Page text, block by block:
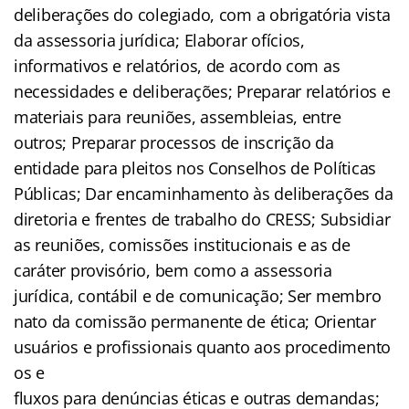
deliberações do colegiado, com a obrigatória vista
da assessoria jurídica; Elaborar ofícios,
informativos e relatórios, de acordo com as
necessidades e deliberações; Preparar relatórios e
materiais para reuniões, assembleias, entre
outros; Preparar processos de inscrição da
entidade para pleitos nos Conselhos de Políticas
Públicas; Dar encaminhamento às deliberações da
diretoria e frentes de trabalho do CRESS; Subsidiar
as reuniões, comissões institucionais e as de
caráter provisório, bem como a assessoria
jurídica, contábil e de comunicação; Ser membro
nato da comissão permanente de ética; Orientar
usuários e profissionais quanto aos procedimento
os e
fluxos para denúncias éticas e outras demandas;